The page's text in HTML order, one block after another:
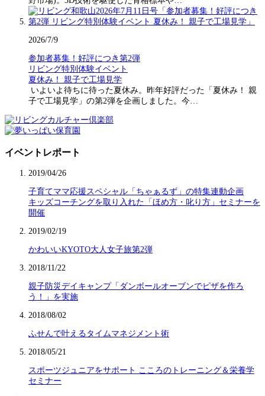
2026/7/9
参加者募集！好評につき第2弾
リビング特別体験イベント
夏休み！ 親子で工場見学
いよいよ待ちに待った夏休み。昨年好評だった「夏休み！ 親
子で工場見学」の第2弾を企画しました。今…
イベントレポート
2019/04/26
子育てママ応援スペシャル「ちゃぁるず」の特集連動企画
キッズコーチングを取り入れた「ほめ方・叱り方」セミナーを
開催
2019/02/19
かわいいKYOTO大人女子旅第2弾
2018/11/22
親子防災デイキャンプ「ダンボールオーブンでピザを作ろ
う！」を実施
2018/08/02
ふせんで叶えるタイムマネジメント術
2018/05/21
スポーツジュニアをサポート こころのトレーニング＆栄養学
セミナー